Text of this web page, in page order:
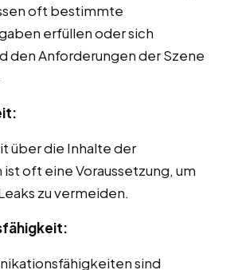
oft bestimmte
erfüllen oder sich
den Anforderungen der Szene
über die Inhalte der
oft eine Voraussetzung, um
zu vermeiden.
sind